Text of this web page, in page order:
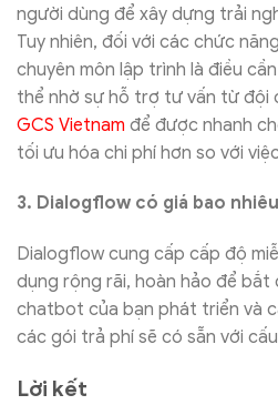
người dùng để xây dựng trải
Tuy nhiên, đối với các chức
chuyên môn lập trình là điều
thể nhờ sự hỗ trợ tư vấn từ đội
GCS Vietnam để được nhanh
tối ưu hóa chi phí hơn so với
3. Dialogflow có giá bao
Dialogflow cung cấp cấp độ
dụng rộng rãi, hoàn hảo để bắt
chatbot của bạn phát triển và
các gói trả phí sẽ có sẵn với
Lời kết